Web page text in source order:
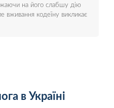
на його слабшу дію
вживання кодеїну викликає
в Україні